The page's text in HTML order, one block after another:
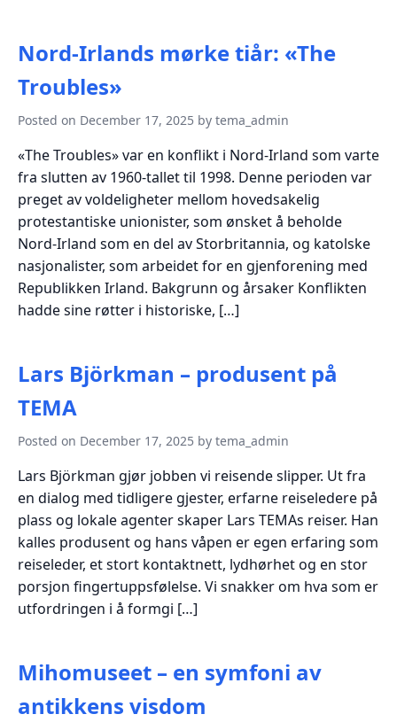
Nord-Irlands mørke tiår: «The
Troubles»
Posted on December 17, 2025 by tema_admin
«The Troubles» var en konflikt i Nord-Irland som varte
fra slutten av 1960-tallet til 1998. Denne perioden var
preget av voldeligheter mellom hovedsakelig
protestantiske unionister, som ønsket å beholde
Nord-Irland som en del av Storbritannia, og katolske
nasjonalister, som arbeidet for en gjenforening med
Republikken Irland. Bakgrunn og årsaker Konflikten
hadde sine røtter i historiske, […]
Lars Björkman – produsent på
TEMA
Posted on December 17, 2025 by tema_admin
Lars Björkman gjør jobben vi reisende slipper. Ut fra
en dialog med tidligere gjester, erfarne reiseledere på
plass og lokale agenter skaper Lars TEMAs reiser. Han
kalles produsent og hans våpen er egen erfaring som
reiseleder, et stort kontaktnett, lydhørhet og en stor
porsjon fingertuppsfølelse. Vi snakker om hva som er
utfordringen i å formgi […]
Mihomuseet – en symfoni av
antikkens visdom